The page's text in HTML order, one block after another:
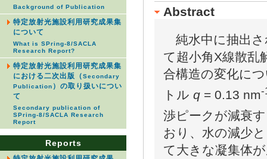
Background of Publication
特定放射光施設利用研究成果集
について
What is SPring-8/SACLA
Research Report?
特定放射光施設利用研究成果集
における二次出版（Secondary
Publication ）の取り扱いについ
て
Secondary publication of
SPring-8/SACLA Research
Report
Reports
Abstract
純水中に抽出さ
て超小角X線散
合構造の変化に
トル q = 0.13 nm-
渉ピークが減衰
おり、水の減少
て大きな凝集体